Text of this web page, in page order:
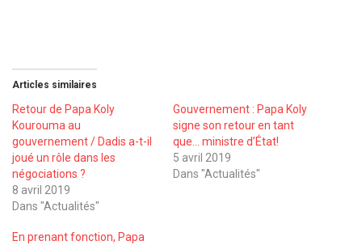
Articles similaires
Retour de Papa Koly
Kourouma au
gouvernement / Dadis a-t-il
joué un rôle dans les
négociations ?
8 avril 2019
Dans "Actualités"
Gouvernement : Papa Koly
signe son retour en tant
que… ministre d’État!
5 avril 2019
Dans "Actualités"
En prenant fonction, Papa